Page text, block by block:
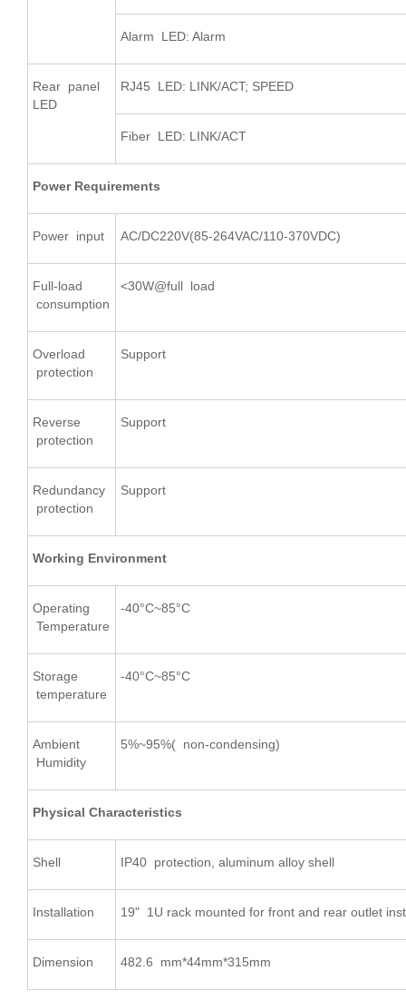
Alarm LED: Alarm
Rear panel
LED
RJ45 LED: LINK/ACT; SPEED
Fiber LED: LINK/ACT
Power Requirements
Power input AC/DC220V(85-264VAC/110-370VDC)
Full-load
consumption
<30W@full load
Overload
protection
Support
Reverse
protection
Support
Redundancy
protection
Support
Working Environment
Operating
Temperature
-40°C~85°C
Storage
temperature
-40°C~85°C
Ambient
Humidity
5%~95%( non-condensing)
Physical Characteristics
Shell IP40 protection, aluminum alloy shell
Installation 19" 1U rack mounted for front and rear outlet
Dimension 482.6 mm*44mm*315mm